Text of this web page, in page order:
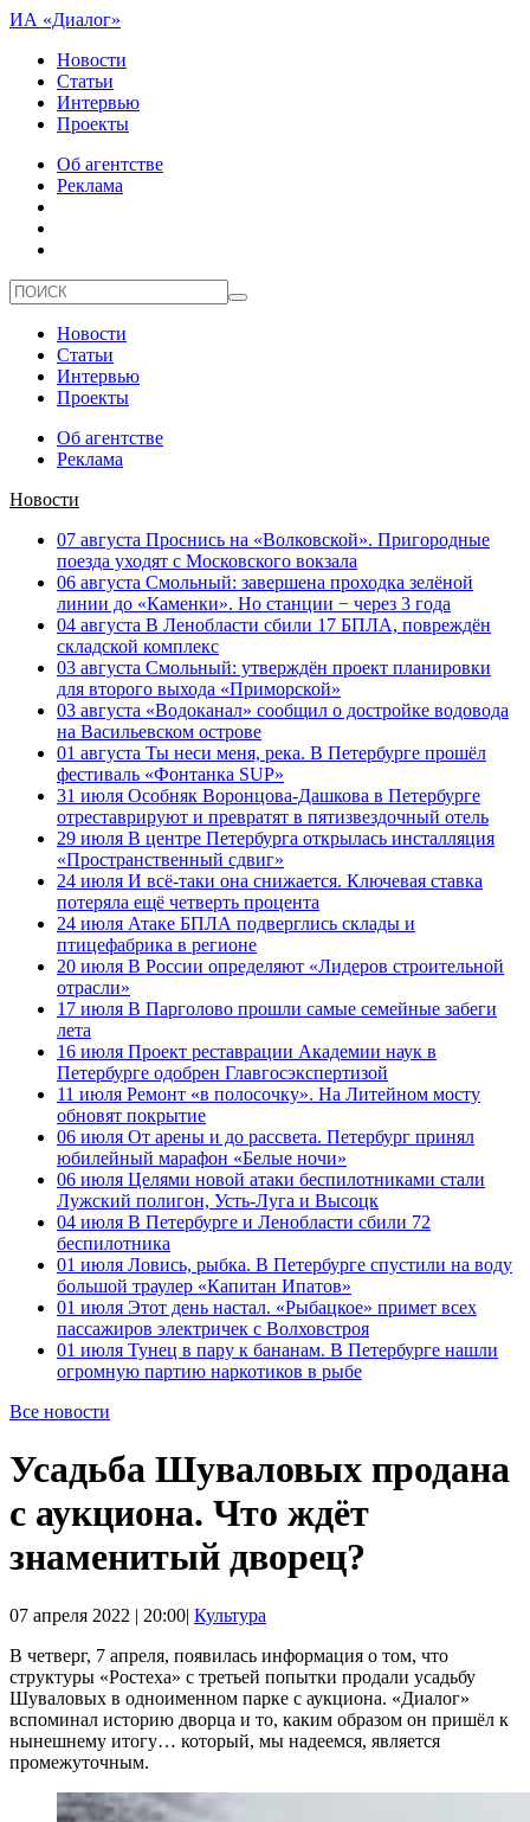
ИА «Диалог»
Новости
Статьи
Интервью
Проекты
Об агентстве
Реклама
Новости
Статьи
Интервью
Проекты
Об агентстве
Реклама
Новости
07 августа Проснись на «Волковской». Пригородные
поезда уходят с Московского вокзала
06 августа Смольный: завершена проходка зелёной
линии до «Каменки». Но станции − через 3 года
04 августа В Ленобласти сбили 17 БПЛА, повреждён
складской комплекс
03 августа Смольный: утверждён проект планировки
для второго выхода «Приморской»
03 августа «Водоканал» сообщил о достройке водовода
на Васильевском острове
01 августа Ты неси меня, река. В Петербурге прошёл
фестиваль «Фонтанка SUP»
31 июля Особняк Воронцова-Дашкова в Петербурге
отреставрируют и превратят в пятизвездочный отель
29 июля В центре Петербурга открылась инсталляция
«Пространственный сдвиг»
24 июля И всё-таки она снижается. Ключевая ставка
потеряла ещё четверть процента
24 июля Атаке БПЛА подверглись склады и
птицефабрика в регионе
20 июля В России определяют «Лидеров строительной
отрасли»
17 июля В Парголово прошли самые семейные забеги
лета
16 июля Проект реставрации Академии наук в
Петербурге одобрен Главгосэкспертизой
11 июля Ремонт «в полосочку». На Литейном мосту
обновят покрытие
06 июля От арены и до рассвета. Петербург принял
юбилейный марафон «Белые ночи»
06 июля Целями новой атаки беспилотниками стали
Лужский полигон, Усть-Луга и Высоцк
04 июля В Петербурге и Ленобласти сбили 72
беспилотника
01 июля Ловись, рыбка. В Петербурге спустили на воду
большой траулер «Капитан Ипатов»
01 июля Этот день настал. «Рыбацкое» примет всех
пассажиров электричек с Волховстроя
01 июля Тунец в пару к бананам. В Петербурге нашли
огромную партию наркотиков в рыбе
Все новости
Усадьба Шуваловых продана
с аукциона. Что ждёт
знаменитый дворец?
07 апреля 2022 | 20:00| Культура
В четверг, 7 апреля, появилась информация о том, что
структуры «Ростеха» с третьей попытки продали усадьбу
Шуваловых в одноименном парке с аукциона. «Диалог»
вспоминал историю дворца и то, каким образом он пришёл к
нынешнему итогу… который, мы надеемся, является
промежуточным.